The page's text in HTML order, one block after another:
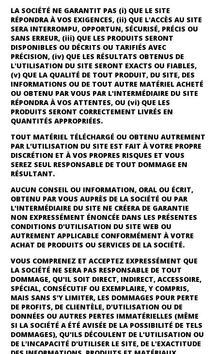
LA SOCIÉTÉ NE GARANTIT PAS (i) QUE LE SITE
RÉPONDRA À VOS EXIGENCES, (ii) QUE L'ACCÈS AU SITE
SERA INTERROMPU, OPPORTUN, SÉCURISÉ, PRÉCIS OU
SANS ERREUR, (iii) QUE LES PRODUITS SERONT
DISPONIBLES OU DÉCRITS OU TARIFIÉS AVEC
PRÉCISION, (iv) QUE LES RÉSULTATS OBTENUS DE
L'UTILISATION DU SITE SERONT EXACTS OU FIABLES,
(v) QUE LA QUALITÉ DE TOUT PRODUIT, DU SITE, DES
INFORMATIONS OU DE TOUT AUTRE MATÉRIEL ACHETÉ
OU OBTENU PAR VOUS PAR L'INTERMÉDIAIRE DU SITE
RÉPONDRA À VOS ATTENTES, OU (vi) QUE LES
PRODUITS SERONT CORRECTEMENT LIVRÉS EN
QUANTITÉS APPROPRIÉES.
TOUT MATÉRIEL TÉLÉCHARGÉ OU OBTENU AUTREMENT
PAR L'UTILISATION DU SITE EST FAIT À VOTRE PROPRE
DISCRÉTION ET À VOS PROPRES RISQUES ET VOUS
SEREZ SEUL RESPONSABLE DE TOUT DOMMAGE EN
RÉSULTANT.
AUCUN CONSEIL OU INFORMATION, ORAL OU ÉCRIT,
OBTENU PAR VOUS AUPRÈS DE LA SOCIÉTÉ OU PAR
L'INTERMÉDIAIRE DU SITE NE CRÉERA DE GARANTIE
NON EXPRESSÉMENT ÉNONCÉE DANS LES PRÉSENTES
CONDITIONS D'UTILISATION DU SITE WEB OU
AUTREMENT APPLICABLE CONFORMÉMENT À VOTRE
ACHAT DE PRODUITS OU SERVICES DE LA SOCIÉTÉ.
VOUS COMPRENEZ ET ACCEPTEZ EXPRESSÉMENT QUE
LA SOCIÉTÉ NE SERA PAS RESPONSABLE DE TOUT
DOMMAGE, QU'IL SOIT DIRECT, INDIRECT, ACCESSOIRE,
SPÉCIAL, CONSÉCUTIF OU EXEMPLAIRE, Y COMPRIS,
MAIS SANS S'Y LIMITER, LES DOMMAGES POUR PERTE
DE PROFITS, DE CLIENTÈLE, D'UTILISATION OU DE
DONNÉES OU AUTRES PERTES IMMATÉRIELLES (MÊME
SI LA SOCIÉTÉ A ÉTÉ AVISÉE DE LA POSSIBILITÉ DE TELS
DOMMAGES), QU'ILS DÉCOULENT DE L'UTILISATION OU
DE L'INCAPACITÉ D'UTILISER LE SITE, DE L'EXACTITUDE